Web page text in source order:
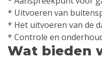
* Uitvoeren van
* Het uitvoeren van de
* Controle en
Wat bieden